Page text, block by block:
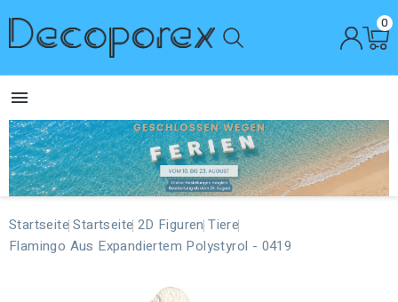
0

Startseite Startseite 2D Figuren Tiere
Flamingo Aus Expandiertem Polystyrol - 0419